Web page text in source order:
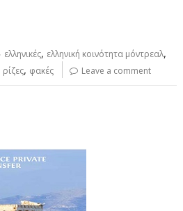
ελληνικές, ελληνική κοινότητα μόντρεαλ,
ρίζες, φακές Leave a comment